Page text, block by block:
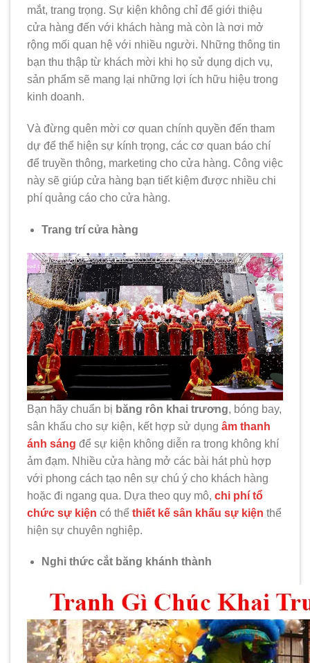
mắt, trang trọng. Sự kiện không chỉ để giới thiệu
cửa hàng đến với khách hàng mà còn là nơi mở
rộng mối quan hệ với nhiều người. Những thông tin
bạn thu thập từ khách mời khi họ sử dụng dịch vụ,
sản phẩm sẽ mang lại những lợi ích hữu hiệu trong
kinh doanh.
Và đừng quên mời cơ quan chính quyền đến tham
dự để thể hiện sự kính trọng, các cơ quan báo chí
để truyền thông, marketing cho cửa hàng. Công việc
này sẽ giúp cửa hàng bạn tiết kiệm được nhiều chi
phí quảng cáo cho cửa hàng.
Trang trí cửa hàng
Bạn hãy chuẩn bị băng rôn khai trương, bóng bay,
sân khấu cho sự kiện, kết hợp sử dụng âm thanh
ánh sáng để sự kiện không diễn ra trong không khí
ảm đạm. Nhiều cửa hàng mở các bài hát phù hợp
với phong cách tạo nên sự chú ý cho khách hàng
hoặc đi ngang qua. Dựa theo quy mô, chi phí tổ
chức sự kiện có thể thiết kế sân khấu sự kiện thể
hiện sự chuyên nghiệp.
Nghi thức cắt băng khánh thành